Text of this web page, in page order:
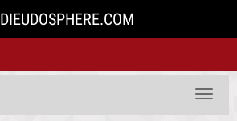
DIEUDOSPHERE.COM
Toggle